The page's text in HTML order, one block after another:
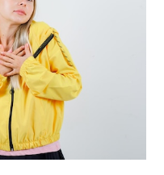
i płucami?